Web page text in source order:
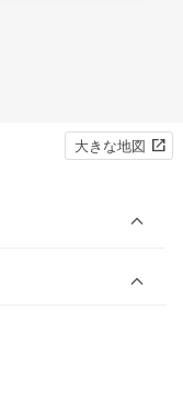
大きな地図